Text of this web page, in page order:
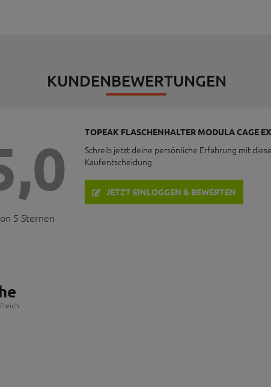
KUNDENBEWERTUNGEN
5 Sternen
TOPEAK FLASCHENHALTER MODULA CAGE
Schreib jetzt deine persönliche Erfahrung mit
Kaufentscheidung
JETZT EINLOGGEN & BEWERTEN